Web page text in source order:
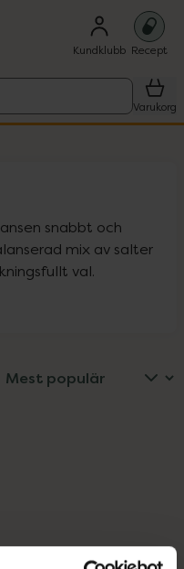
Kundklubb Recept
Varukorg
snabbt och
mix av salter
val.